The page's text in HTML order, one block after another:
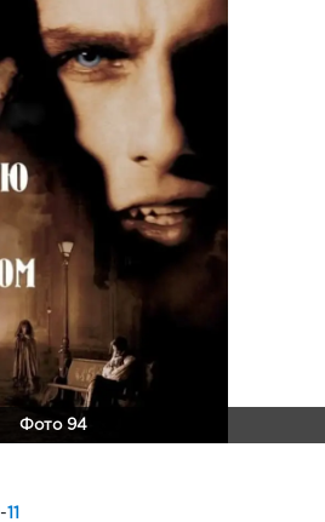
Фото 94
-11